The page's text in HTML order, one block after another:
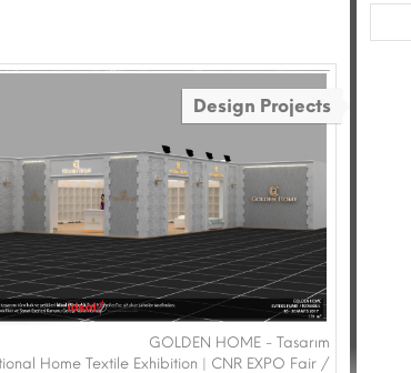
Design Projects
GOLDEN HOME - Tasarım
Home Textile Exhibition | CNR EXPO Fair /